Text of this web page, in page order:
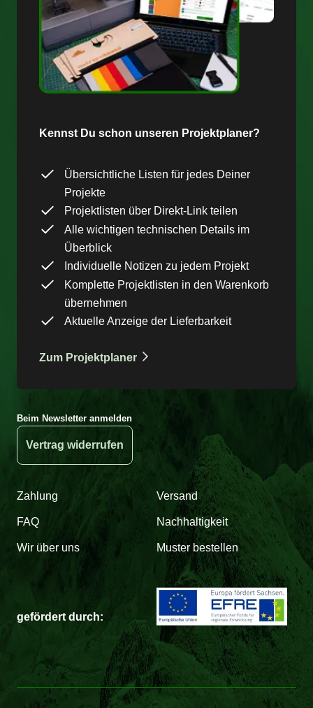
Kennst Du schon unseren Projektplaner?
Übersichtliche Listen für jedes Deiner
Projekte
Projektlisten über Direkt-Link teilen
Alle wichtigen technischen Details im
Überblick
Individuelle Notizen zu jedem Projekt
Komplette Projektlisten in den Warenkorb
übernehmen
Aktuelle Anzeige der Lieferbarkeit
Zum Projektplaner
Beim Newsletter anmelden
Vertrag widerrufen
Zahlung Versand
FAQ Nachhaltigkeit
Wir über uns Muster bestellen
gefördert durch: